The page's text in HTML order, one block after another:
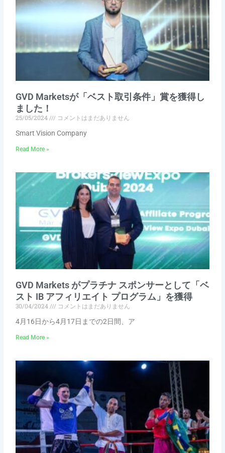
GVD Marketsが「ベスト取引条件」賞を獲得し
ました！
25/05/2024
コメントはまだありません
Smart Vision Company
Read More »
GVD Markets がプラチナ スポンサーとして「ベ
スト IB アフィリエイト プログラム」を獲得
30/04/2024
コメントはまだありません
4月16日から4月17日までの2日間、ア
Read More »